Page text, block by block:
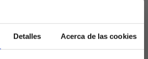
Detalles Acerca de las cookies
las últimas temporadas, se ha
justamente cuando apuntaba a
de una nueva dolencia
derecho, por lo que no se